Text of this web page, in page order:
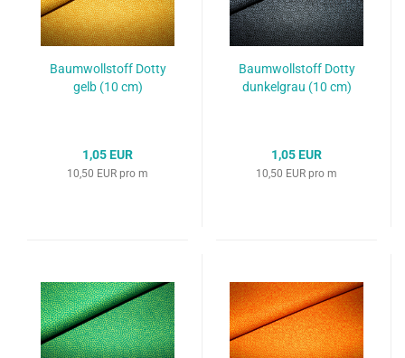
Baumwollstoff Dotty
gelb (10 cm)
1,05 EUR
10,50 EUR pro m
Baumwollstoff Dotty
dunkelgrau (10 cm)
1,05 EUR
10,50 EUR pro m